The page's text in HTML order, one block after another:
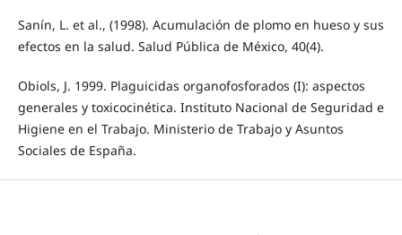
Sanín, L. et al., (1998). Acumulación de plomo en hueso y sus
efectos en la salud. Salud Pública de México, 40(4).
Obiols, J. 1999. Plaguicidas organofosforados (I): aspectos
generales y toxicocinética. Instituto Nacional de Seguridad e
Higiene en el Trabajo. Ministerio de Trabajo y Asuntos
Sociales de España.